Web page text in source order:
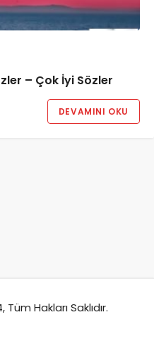
– Çok İyi Sözler
DEVAMINI OKU
Hakları Saklıdır.